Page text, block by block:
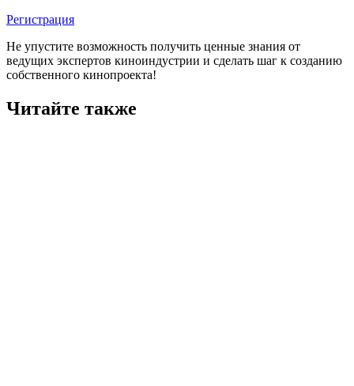
Регистрация
Не упустите возможность получить ценные знания от
ведущих экспертов киноиндустрии и сделать шаг к созданию
собственного кинопроекта!
Читайте также